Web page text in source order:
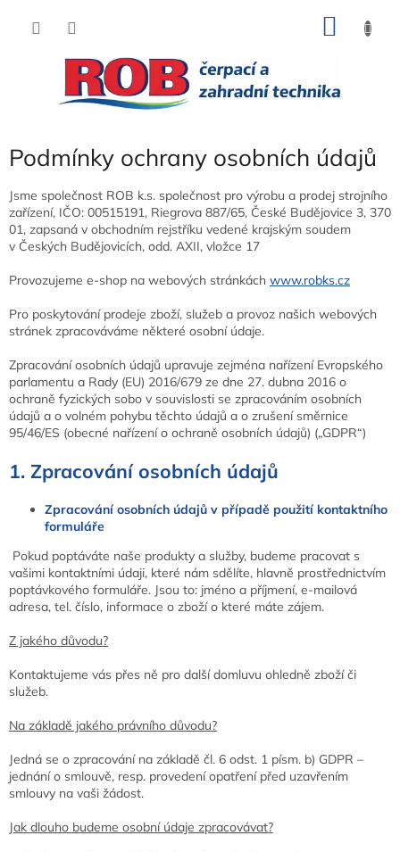
Podmínky ochrany osobních údajů
Jsme společnost ROB k.s. společnost pro výrobu a prodej strojního
zařízení, IČO: 00515191, Riegrova 887/65, České Budějovice 3, 370
01, zapsaná v obchodním rejstříku vedené krajským soudem
v Českých Budějovicích, odd. AXII, vložce 17
Provozujeme e-shop na webových stránkách www.robks.cz
Pro poskytování prodeje zboží, služeb a provoz našich webových
stránek zpracováváme některé osobní údaje.
Zpracování osobních údajů upravuje zejména nařízení Evropského
parlamentu a Rady (EU) 2016/679 ze dne 27. dubna 2016 o
ochraně fyzických sobo v souvislosti se zpracováním osobních
údajů a o volném pohybu těchto údajů a o zrušení směrnice
95/46/ES (obecné nařízení o ochraně osobních údajů) („GDPR“)
1. Zpracování osobních údajů
Zpracování osobních údajů v případě použití kontaktního
formuláře
Pokud poptáváte naše produkty a služby, budeme pracovat s
vašimi kontaktními údaji, které nám sdělíte, hlavně prostřednictvím
poptávkového formuláře. Jsou to: jméno a příjmení, e-mailová
adresa, tel. číslo, informace o zboží o které máte zájem.
Z jakého důvodu?
Kontaktujeme vás přes ně pro další domluvu ohledně zboží či
služeb.
Na základě jakého právního důvodu?
Jedná se o zpracování na základě čl. 6 odst. 1 písm. b) GDPR –
jednání o smlouvě, resp. provedení opatření před uzavřením
smlouvy na vaši žádost.
Jak dlouho budeme osobní údaje zpracovávat?